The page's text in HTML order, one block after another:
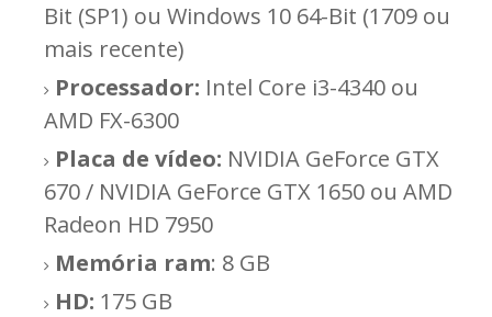
Bit (SP1) ou Windows 10 64-Bit (1709 ou
mais recente)
Processador: Intel Core i3-4340 ou
AMD FX-6300
Placa de vídeo: NVIDIA GeForce GTX
670 / NVIDIA GeForce GTX 1650 ou AMD
Radeon HD 7950
Memória ram: 8 GB
HD: 175 GB